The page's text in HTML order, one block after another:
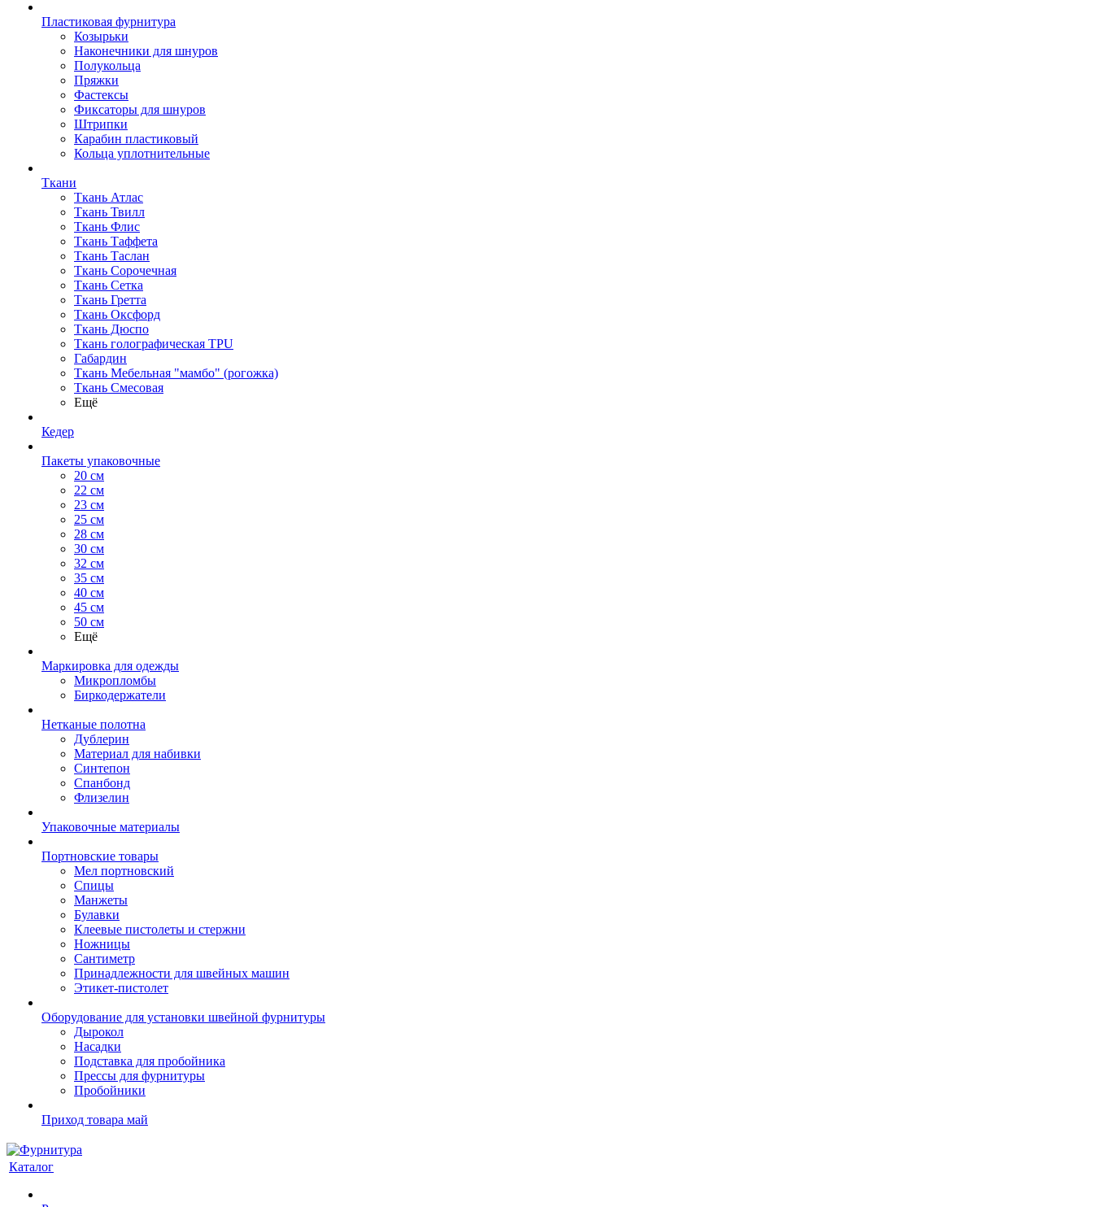
Пластиковая фурнитура
Козырьки
Наконечники для шнуров
Полукольца
Пряжки
Фастексы
Фиксаторы для шнуров
Штрипки
Карабин пластиковый
Кольца уплотнительные
Ткани
Ткань Атлас
Ткань Твилл
Ткань Флис
Ткань Таффета
Ткань Таслан
Ткань Сорочечная
Ткань Сетка
Ткань Гретта
Ткань Оксфорд
Ткань Дюспо
Ткань голографическая TPU
Габардин
Ткань Мебельная "мамбо" (рогожка)
Ткань Смесовая
Ещё
Кедер
Пакеты упаковочные
20 см
22 см
23 см
25 см
28 см
30 см
32 см
35 см
40 см
45 см
50 см
Ещё
Маркировка для одежды
Микропломбы
Биркодержатели
Нетканые полотна
Дублерин
Материал для набивки
Синтепон
Спанбонд
Флизелин
Упаковочные материалы
Портновские товары
Мел портновский
Спицы
Манжеты
Булавки
Клеевые пистолеты и стержни
Ножницы
Сантиметр
Принадлежности для швейных машин
Этикет-пистолет
Оборудование для установки швейной фурнитуры
Дырокол
Насадки
Подставка для пробойника
Прессы для фурнитуры
Пробойники
Приход товара май
Каталог